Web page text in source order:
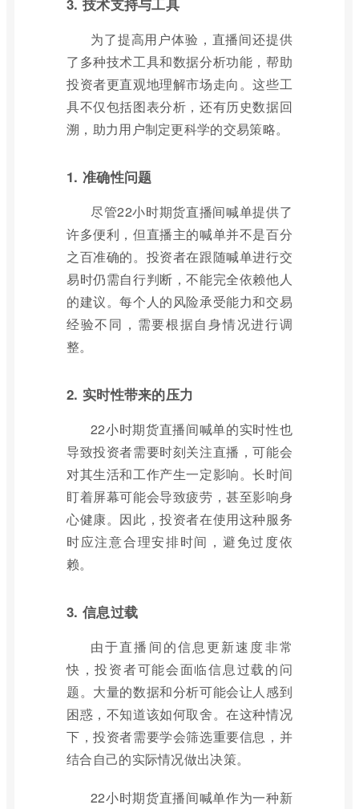
为了提高用户体验，直播间还提供
了多种技术工具和数据分析功能，帮助
投资者更直观地理解市场走向。这些工
具不仅包括图表分析，还有历史数据回
溯，助力用户制定更科学的交易策略。
1. 准确性问题
尽管22小时期货直播间喊单提供了
许多便利，但直播主的喊单并不是百分
之百准确的。投资者在跟随喊单进行交
易时仍需自行判断，不能完全依赖他人
的建议。每个人的风险承受能力和交易
经验不同，需要根据自身情况进行调
整。
2. 实时性带来的压力
22小时期货直播间喊单的实时性也
导致投资者需要时刻关注直播，可能会
对其生活和工作产生一定影响。长时间
盯着屏幕可能会导致疲劳，甚至影响身
心健康。因此，投资者在使用这种服务
时应注意合理安排时间，避免过度依
赖。
3. 信息过载
由于直播间的信息更新速度非常
快，投资者可能会面临信息过载的问
题。大量的数据和分析可能会让人感到
困惑，不知道该如何取舍。在这种情况
下，投资者需要学会筛选重要信息，并
结合自己的实际情况做出决策。
22小时期货直播间喊单作为一种新